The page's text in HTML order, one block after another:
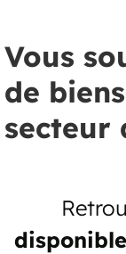
Vous
de
secteur